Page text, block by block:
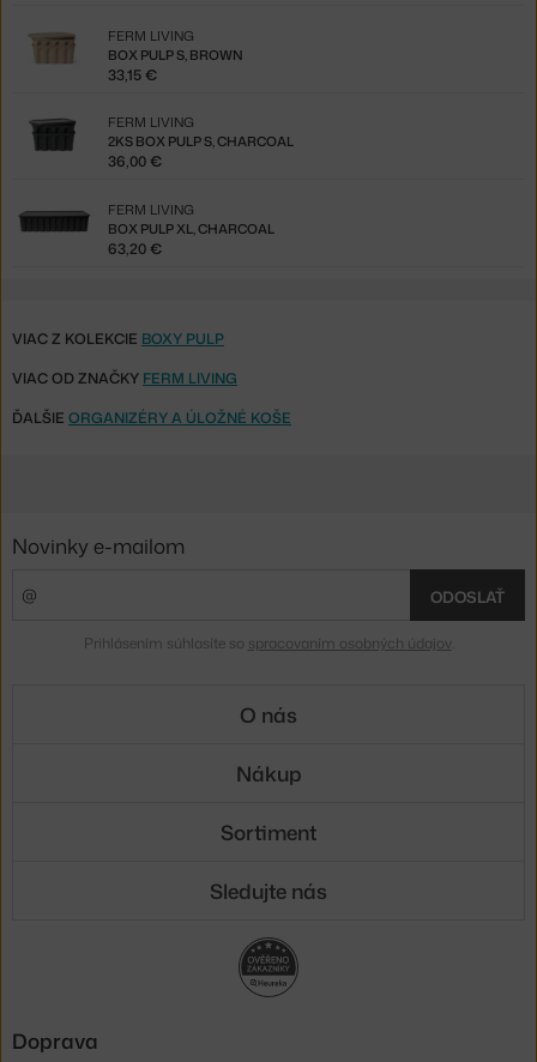
BOX PULP S, BROWN
FERM LIVING
33,15 €
2KS BOX PULP S, CHARCOAL
FERM LIVING
36,00 €
BOX PULP XL, CHARCOAL
FERM LIVING
63,20 €
VIAC Z KOLEKCIE BOXY PULP
VIAC OD ZNAČKY FERM LIVING
ĎALŠIE ORGANIZÉRY A ÚLOŽNÉ KOŠE
Novinky e-mailom
ODOSLAŤ
Prihlásením súhlasíte so spracovaním osobných údajov.
O nás
Nákup
Sortiment
Sledujte nás
Doprava